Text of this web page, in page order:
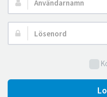
Lösenord: